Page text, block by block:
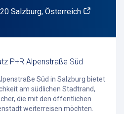
Salzburg, Österreich
P+R Alpenstraße Süd
Süd in Salzburg bietet
am südlichen Stadtrand,
die mit den öffentlichen
weiterreisen möchten.